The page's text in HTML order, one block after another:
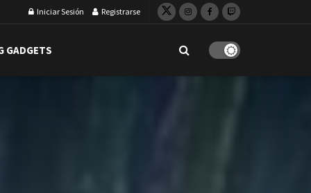
Iniciar Sesión Registrarse
GADGETS